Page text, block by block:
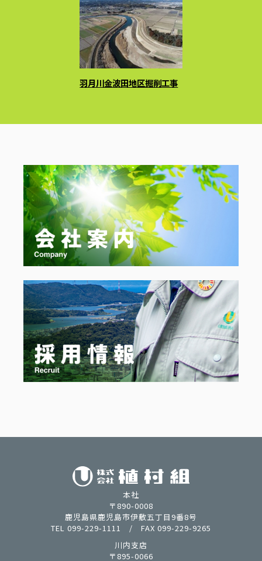
羽月川金波田地区掘削工事
本社
〒890-0008
鹿児島県鹿児島市伊敷五丁目9番8号
TEL 099-229-1111 / FAX 099-229-9265
川内支店
〒895-0066